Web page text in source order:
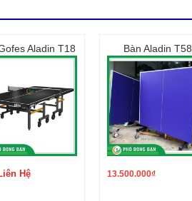
Aladin T18
Hệ
Bàn Aladin T58
13.500.000₫